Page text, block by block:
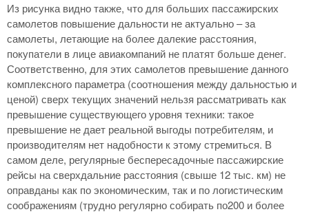
Из рисунка видно также, что для больших пассажирских
самолетов повышение дальности не актуально – за
самолеты, летающие на более далекие расстояния,
покупатели в лице авиакомпаний не платят больше денег.
Соответственно, для этих самолетов превышение данного
комплексного параметра (соотношения между дальностью и
ценой) сверх текущих значений нельзя рассматривать как
превышение существующего уровня техники: такое
превышение не дает реальной выгоды потребителям, и
производителям нет надобности к этому стремиться. В
самом деле, регулярные беспересадочные пассажирские
рейсы на сверхдальние расстояния (свыше 12 тыс. км) не
оправданы как по экономическим, так и по логистическим
соображениям (трудно регулярно собирать по200 и более